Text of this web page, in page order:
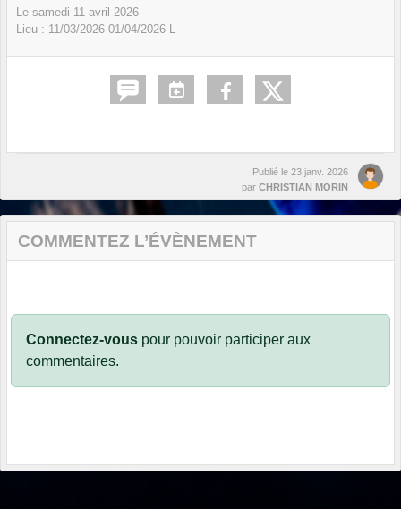
Le samedi 11 avril 2026
Lieu : 11/03/2026 01/04/2026 L
Publié le 23 janv. 2026
par CHRISTIAN MORIN
COMMENTEZ L’ÉVÈNEMENT
Connectez-vous pour pouvoir participer aux
commentaires.